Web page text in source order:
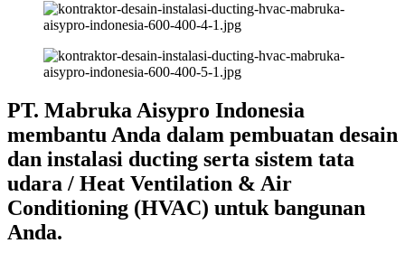
PT. Mabruka Aisypro Indonesia
membantu Anda dalam pembuatan desain
dan instalasi ducting serta sistem tata
udara / Heat Ventilation & Air
Conditioning (HVAC) untuk bangunan
Anda.